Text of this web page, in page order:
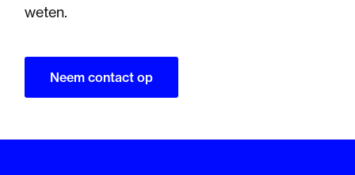
weten.
Neem contact op